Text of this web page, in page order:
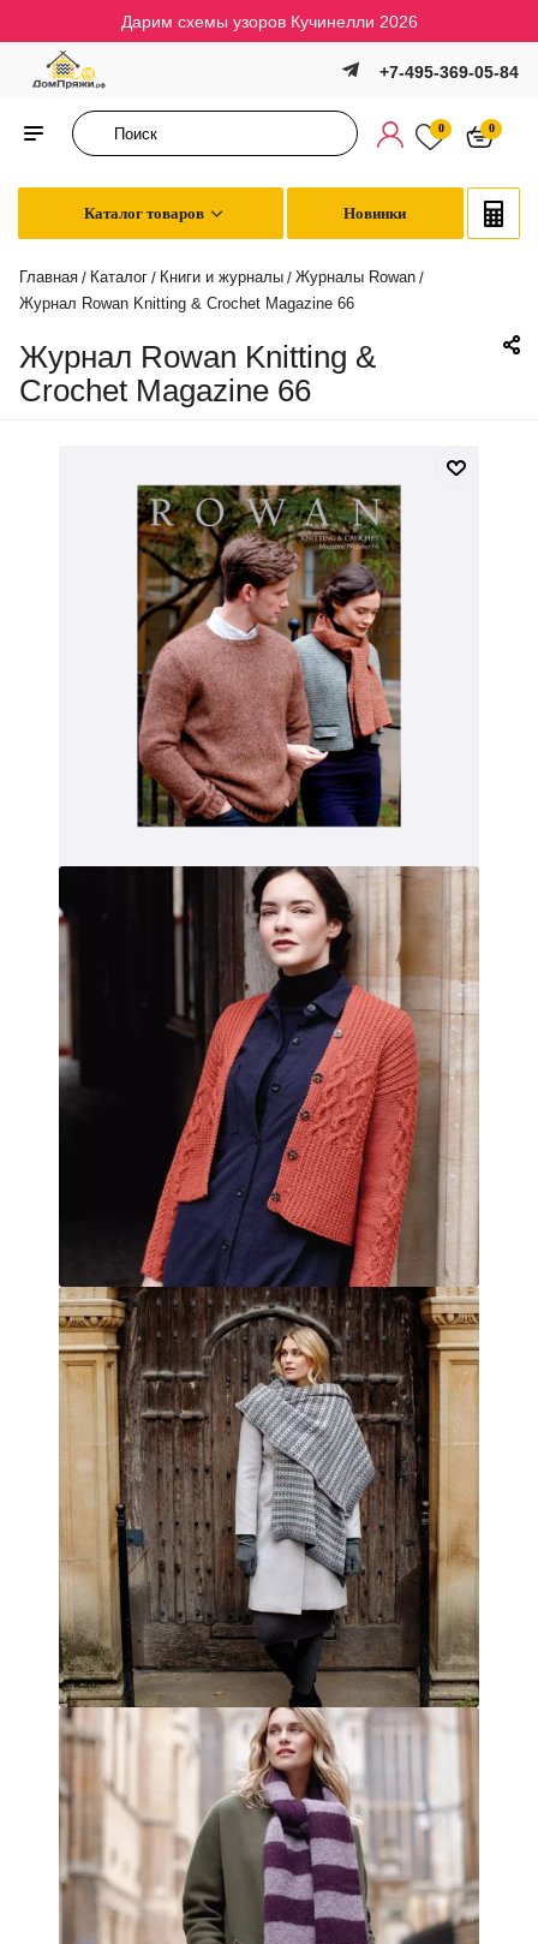
Дарим схемы узоров Кучинелли 2026
+7-495-369-05-84
0 0
Каталог товаров Новинки
Главная / Каталог / Книги и журналы / Журналы Rowan /
Журнал Rowan Knitting & Crochet Magazine 66
Журнал Rowan Knitting &
Crochet Magazine 66